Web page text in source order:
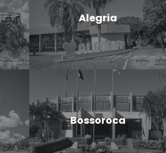
Alegria
Bossoroca